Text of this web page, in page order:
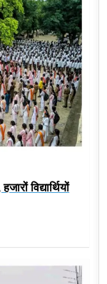
विद्यार्थियों